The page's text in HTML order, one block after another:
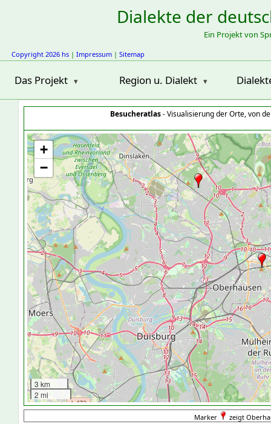
Dialekte der
Ein Projekt von
Copyright 2026 hs | Impressum | Sitemap
Das Projekt Region u. Dialekt
Besucheratlas- Visualisierung der Orte, von
+
−
3 km
2 mi
Marker zeigt